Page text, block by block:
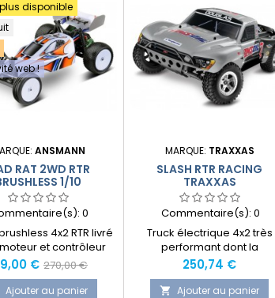
disponible
web !
ANSMANN
RAT 2WD RTR
1/10
0
4x2 RTR livré
et contrôleur
ainsi que la
2.4 Ghz à
volant.
€ Prix
normal
270,00 €
Ajouter au panier
MARQUE: TRAXXAS
SLASH RTR RACING
TRAXXAS
Commentaire(s): 0
Truck électrique 4x2 très
performant dont la
particularité est d'être
"waterproof" soit "résistant à
l'eau"!!
Prix
250,74 €
 Ajouter au panier